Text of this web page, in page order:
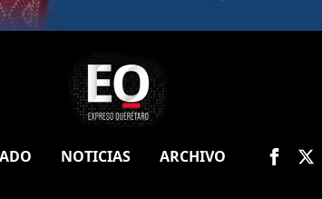
NOTICIAS ARCHIVO